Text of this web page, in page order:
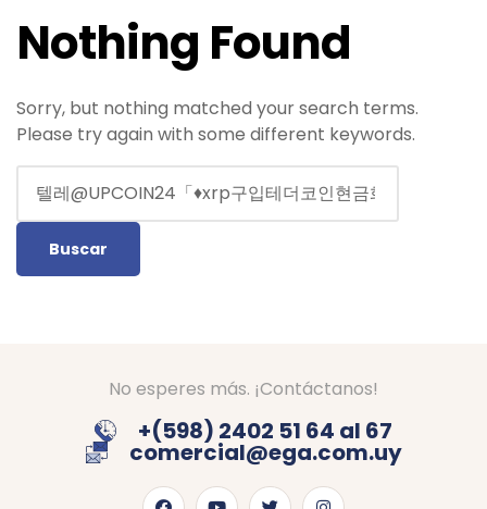
Nothing Found
Sorry, but nothing matched your search terms.
Please try again with some different keywords.
No esperes más. ¡Contáctanos!
+(598) 2402 51 64 al 67
comercial@ega.com.uy